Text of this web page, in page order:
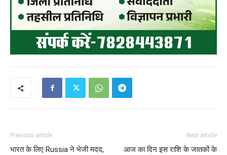
Previous article
भारत के लिए Russia ने भेजी मदद,
Next article
आज का दिन इस राशि के जातकों के